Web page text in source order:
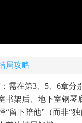
局攻略
需在第3、5、6章分
书架后、地下室钢琴
“留下陪他”（而非“